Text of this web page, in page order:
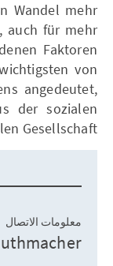
Wandel mehr
auch für mehr
Faktoren
von
angedeutet,
der sozialen
(...)
معلومات الاتصال